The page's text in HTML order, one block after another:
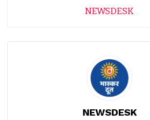
NEWSDESK
NEWSDESK